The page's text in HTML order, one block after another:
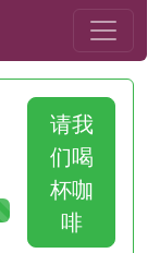
请我
们喝
杯咖
啡